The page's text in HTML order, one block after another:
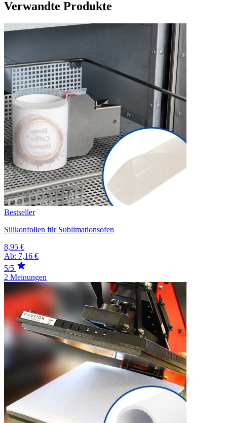
Verwandte Produkte
Bestseller
Silikonfolien für Sublimationsofen
8,95 €
Ab: 7,16 €
5/5
2 Meinungen